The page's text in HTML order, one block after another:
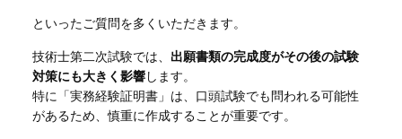
といったご質問を多くいただきます。
技術士第二次試験では、 出願書類の完成度がその後の試験
対策にも大きく影響します。
特に「実務経験証明書」は、口頭試験でも問われる可能性
があるため、慎重に作成することが重要です。